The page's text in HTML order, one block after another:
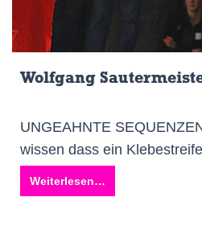
Wolfgang
UNGEAHNTE
wissen dass ein
Weiterlesen…